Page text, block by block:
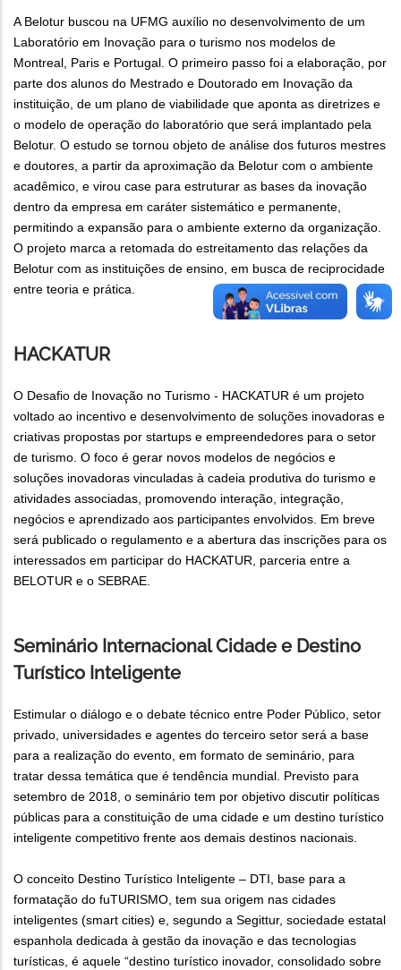
A Belotur buscou na UFMG auxílio no desenvolvimento de um
Laboratório em Inovação para o turismo nos modelos de
Montreal, Paris e Portugal. O primeiro passo foi a elaboração, por
parte dos alunos do Mestrado e Doutorado em Inovação da
instituição, de um plano de viabilidade que aponta as diretrizes e
o modelo de operação do laboratório que será implantado pela
Belotur. O estudo se tornou objeto de análise dos futuros mestres
e doutores, a partir da aproximação da Belotur com o ambiente
acadêmico, e virou case para estruturar as bases da inovação
dentro da empresa em caráter sistemático e permanente,
permitindo a expansão para o ambiente externo da organização.
O projeto marca a retomada do estreitamento das relações da
Belotur com as instituições de ensino, em busca de reciprocidade
entre teoria e prática.
HACKATUR
O Desafio de Inovação no Turismo - HACKATUR é um projeto
voltado ao incentivo e desenvolvimento de soluções inovadoras e
criativas propostas por startups e empreendedores para o setor
de turismo. O foco é gerar novos modelos de negócios e
soluções inovadoras vinculadas à cadeia produtiva do turismo e
atividades associadas, promovendo interação, integração,
negócios e aprendizado aos participantes envolvidos. Em breve
será publicado o regulamento e a abertura das inscrições para os
interessados em participar do HACKATUR, parceria entre a
BELOTUR e o SEBRAE.
Seminário Internacional Cidade e Destino
Turístico Inteligente
Estimular o diálogo e o debate técnico entre Poder Público, setor
privado, universidades e agentes do terceiro setor será a base
para a realização do evento, em formato de seminário, para
tratar dessa temática que é tendência mundial. Previsto para
setembro de 2018, o seminário tem por objetivo discutir políticas
públicas para a constituição de uma cidade e um destino turístico
inteligente competitivo frente aos demais destinos nacionais.
O conceito Destino Turístico Inteligente – DTI, base para a
formatação do fuTURISMO, tem sua origem nas cidades
inteligentes (smart cities) e, segundo a Segittur, sociedade estatal
espanhola dedicada à gestão da inovação e das tecnologias
turísticas, é aquele “destino turístico inovador, consolidado sobre